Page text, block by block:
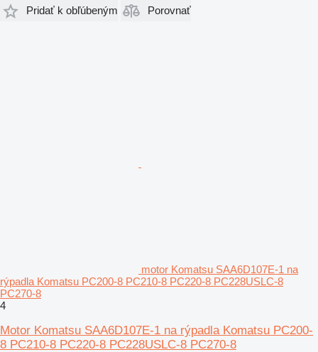
Pridať k obľúbeným Porovnať
motor Komatsu SAA6D107E-1 na
rýpadla Komatsu PC200-8 PC210-8 PC220-8 PC228USLC-8
PC270-8
4
Motor Komatsu SAA6D107E-1 na rýpadla Komatsu PC200-
8 PC210-8 PC220-8 PC228USLC-8 PC270-8